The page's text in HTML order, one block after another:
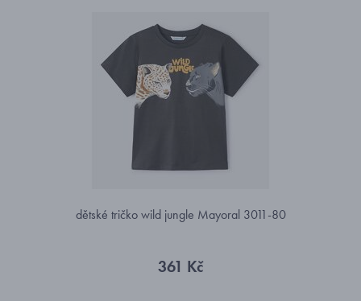
dětské tričko wild jungle Mayoral 3011-80
361 Kč